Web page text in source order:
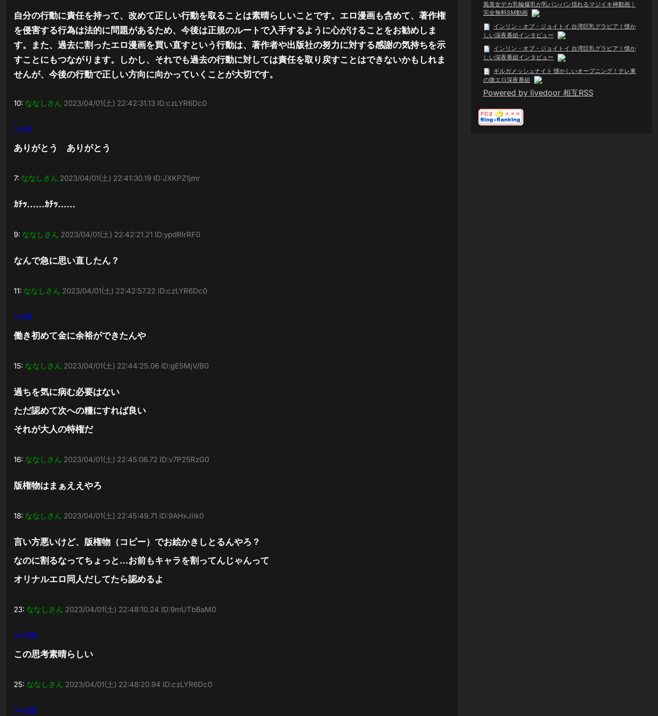
自分の行動に責任を持って、改めて正しい行動を取ることは素晴らしいことです。エロ漫画も含めて、著作権
を侵害する行為は法的に問題があるため、今後は正規のルートで入手するように心がけることをお勧めしま
す。また、過去に割ったエロ漫画を買い直すという行動は、著作者や出版社の努力に対する感謝の気持ちを示
すことにもつながります。しかし、それでも過去の行動に対しては責任を取り戻すことはできないかもしれま
せんが、今後の行動で正しい方向に向かっていくことが大切です。
10: ななしさん 2023/04/01(土) 22:42:31.13 ID:czLYR6Dc0
>>5
ありがとう ありがとう
7: ななしさん 2023/04/01(土) 22:41:30.19 ID:JXKPZ1jmr
ｶﾁｯ……ｶﾁｯ……
9: ななしさん 2023/04/01(土) 22:42:21.21 ID:ypdRlrRF0
なんで急に思い直したん？
11: ななしさん 2023/04/01(土) 22:42:57.22 ID:czLYR6Dc0
>>9
働き初めて金に余裕ができたんや
15: ななしさん 2023/04/01(土) 22:44:25.06 ID:gE5MjV/B0
過ちを気に病む必要はない
ただ認めて次への糧にすれば良い
それが大人の特権だ
16: ななしさん 2023/04/01(土) 22:45:06.72 ID:v7P25RzG0
版権物はまぁええやろ
18: ななしさん 2023/04/01(土) 22:45:49.71 ID:9AHxJiik0
言い方悪いけど、版権物（コピー）でお絵かきしとるんやろ？
なのに割るなってちょっと…お前もキャラを割ってんじゃんって
オリナルエロ同人だしてたら認めるよ
23: ななしさん 2023/04/01(土) 22:48:10.24 ID:9mUTbBaM0
>>20
この思考素晴らしい
25: ななしさん 2023/04/01(土) 22:48:20.94 ID:czLYR6Dc0
>>20
風美女デカ乳輪爆乳が乳パンパン揺れるマジイキ神動画｜
完全無料SM動画
インリン・オブ・ジョイトイ 台湾巨乳グラビア！懐か
しい深夜番組インタビュー
インリン・オブ・ジョイトイ 台湾巨乳グラビア！懐か
しい深夜番組インタビュー
ギルガメッシュナイト 懐かしいオープニング！テレ東
の微エロ深夜番組
Powered by livedoor 相互RSS